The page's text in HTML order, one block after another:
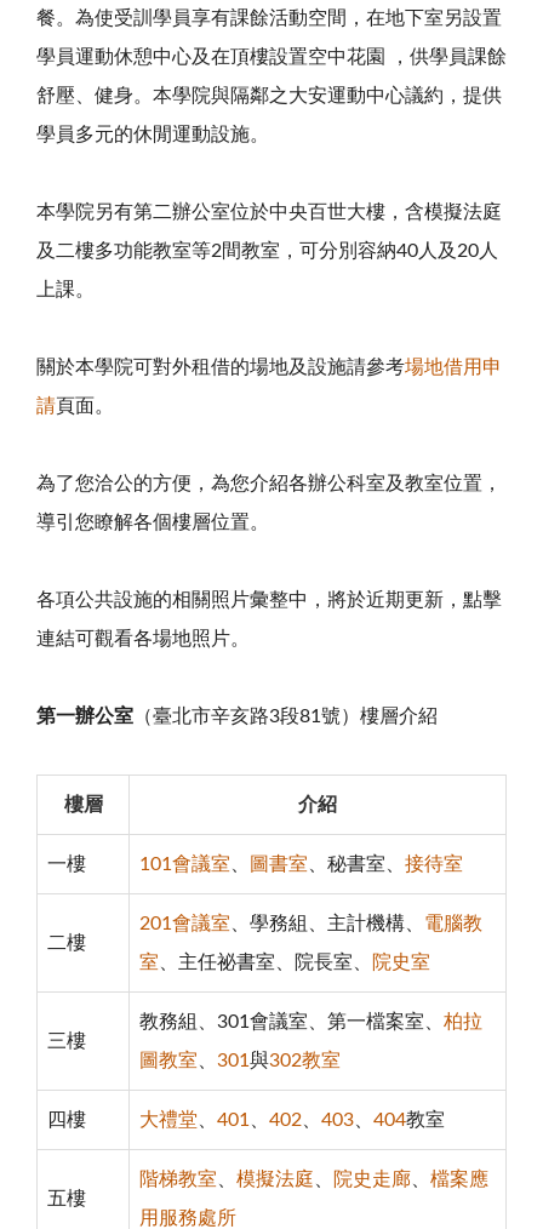
餐。為使受訓學員享有課餘活動空間，在地下室另設置
學員運動休憩中心及在頂樓設置空中花園 ，供學員課餘
舒壓、健身。本學院與隔鄰之大安運動中心議約，提供
學員多元的休閒運動設施。
本學院另有第二辦公室位於中央百世大樓，含模擬法庭
及二樓多功能教室等2間教室，可分別容納40人及20人
上課。
關於本學院可對外租借的場地及設施請參考場地借用申
請頁面。
為了您洽公的方便，為您介紹各辦公科室及教室位置，
導引您瞭解各個樓層位置。
各項公共設施的相關照片彙整中，將於近期更新，點擊
連結可觀看各場地照片。
第一辦公室 （臺北市辛亥路3段81號）樓層介紹
樓層 介紹
一樓 101會議室 圖書室 、秘書室、 接待室
二樓
201會議室 、學務組、主計機構、 電腦教
室 、主任祕書室、院長室、 院史室
三樓
教務組、301會議室、第一檔案室、 柏拉
圖教室
301 與302教室
四樓 大禮堂 401 402 403 404教室
五樓
階梯教室 模擬法庭 院史走廊
檔案應
用服務處所